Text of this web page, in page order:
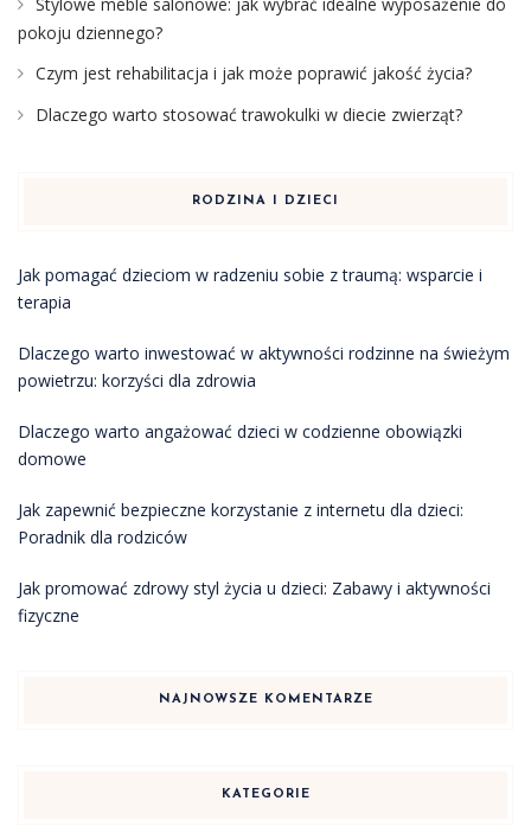
pokoju dziennego?
Czym jest rehabilitacja i jak może poprawić jakość życia?
Dlaczego warto stosować trawokulki w diecie zwierząt?
RODZINA I DZIECI
Jak pomagać dzieciom w radzeniu sobie z traumą: wsparcie i
terapia
Dlaczego warto inwestować w aktywności rodzinne na świeżym
powietrzu: korzyści dla zdrowia
Dlaczego warto angażować dzieci w codzienne obowiązki
domowe
Jak zapewnić bezpieczne korzystanie z internetu dla dzieci:
Poradnik dla rodziców
Jak promować zdrowy styl życia u dzieci: Zabawy i aktywności
fizyczne
NAJNOWSZE KOMENTARZE
KATEGORIE